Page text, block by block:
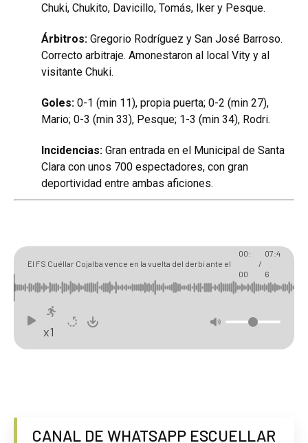
Chuki, Chukito, Davicillo, Tomás, Iker y Pesque.
Árbitros: Gregorio Rodríguez y San José Barroso.
Correcto arbitraje. Amonestaron al local Vity y al
visitante Chuki.
Goles: 0-1 (min 11), propia puerta; 0-2 (min 27),
Mario; 0-3 (min 33), Pesque; 1-3 (min 34), Rodri.
Incidencias: Gran entrada en el Municipal de Santa
Clara con unos 700 espectadores, con gran
deportividad entre ambas aficiones.
El FS Cuéllar Cojalba vence en la vuelta del derbi ante el
Racing Cuéllar
00:
00
/
07:4
6
x1
CANAL DE WHATSAPP ESCUELLAR